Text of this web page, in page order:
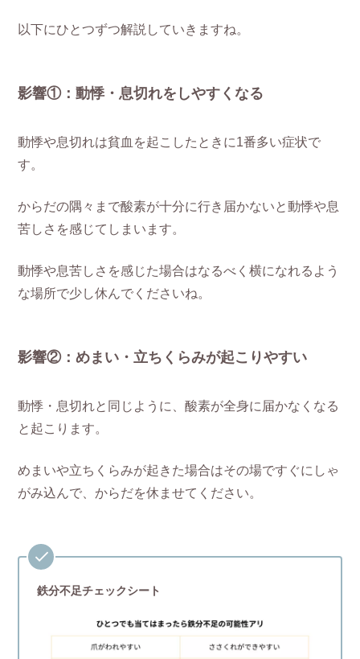
以下にひとつずつ解説していきますね。
影響①：動悸・息切れをしやすくなる
動悸や息切れは貧血を起こしたときに1番多い症状で
す。
からだの隅々まで酸素が十分に行き届かないと動悸や息
苦しさを感じてしまいます。
動悸や息苦しさを感じた場合はなるべく横になれるよう
な場所で少し休んでくださいね。
影響②：めまい・立ちくらみが起こりやすい
動悸・息切れと同じように、酸素が全身に届かなくなる
と起こります。
めまいや立ちくらみが起きた場合はその場ですぐにしゃ
がみ込んで、からだを休ませてください。
鉄分不足チェックシート